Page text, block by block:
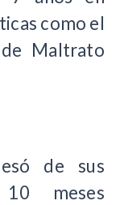
como el
de Maltrato
de sus
meses